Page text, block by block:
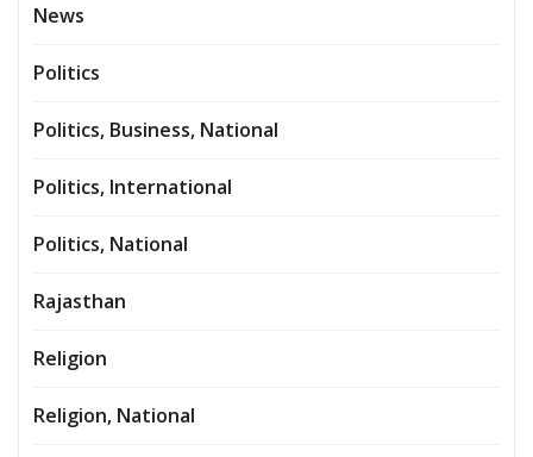
News
Politics
Politics, Business, National
Politics, International
Politics, National
Rajasthan
Religion
Religion, National